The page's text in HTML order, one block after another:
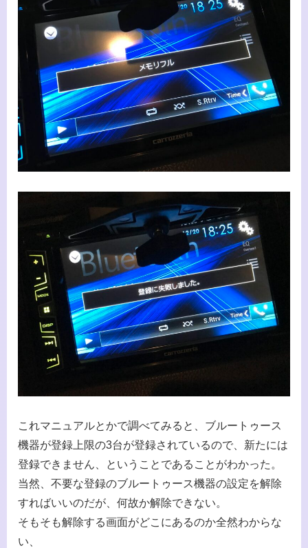
これマニュアルとかで調べてみると、ブルートゥース
機器が登録上限の3台が登録されているので、新たには
登録できません、ということであることがわかった。
当然、不要な登録のブルートゥース機器の設定を解除
すればいいのだが、何故か解除できない。
そもそも解除する画面がどこにあるのか全然わからな
い、